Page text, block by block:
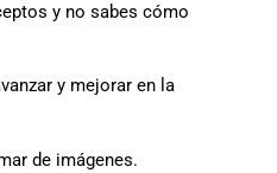
y no sabes cómo
y mejorar en la
de imágenes.